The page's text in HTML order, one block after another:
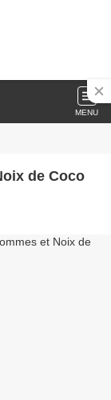
MENU
de Coco